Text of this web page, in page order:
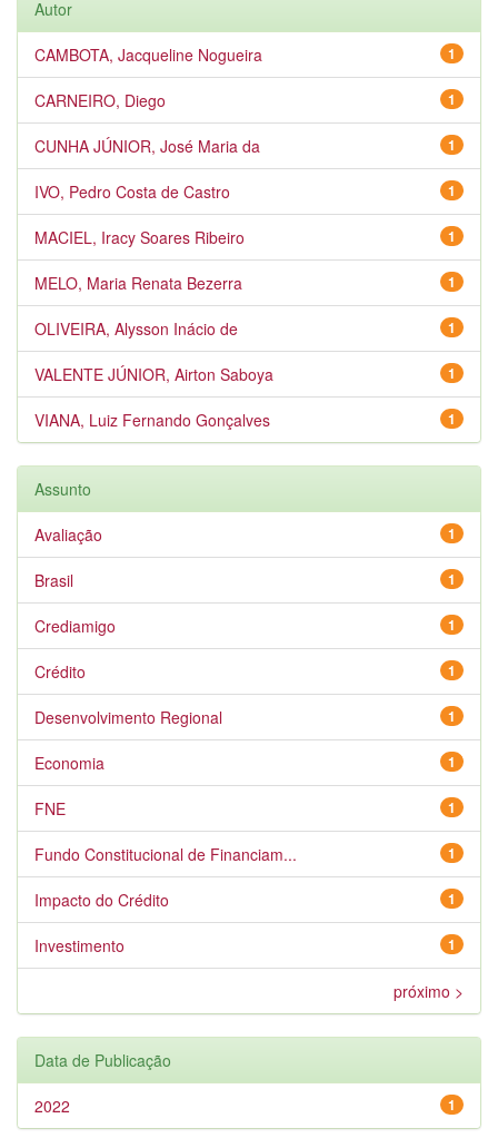
Autor
1
CAMBOTA, Jacqueline Nogueira
1
CARNEIRO, Diego
1
CUNHA JÚNIOR, José Maria da
1
IVO, Pedro Costa de Castro
1
MACIEL, Iracy Soares Ribeiro
1
MELO, Maria Renata Bezerra
1
OLIVEIRA, Alysson Inácio de
1
VALENTE JÚNIOR, Airton Saboya
1
VIANA, Luiz Fernando Gonçalves
Assunto
1
Avaliação
1
Brasil
1
Crediamigo
1
Crédito
1
Desenvolvimento Regional
1
Economia
1
FNE
1
Fundo Constitucional de Financiam...
1
Impacto do Crédito
1
Investimento
próximo >
Data de Publicação
1
2022